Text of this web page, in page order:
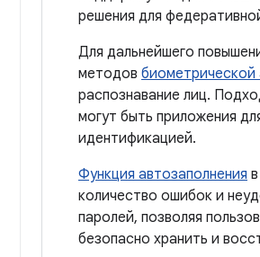
решения для
Для дальнейшего
методов биометрической
распознавание лиц.
могут быть приложения
идентификацией.
Функция автозаполнения
количество ошибок и
паролей, позволяя
безопасно хранить и